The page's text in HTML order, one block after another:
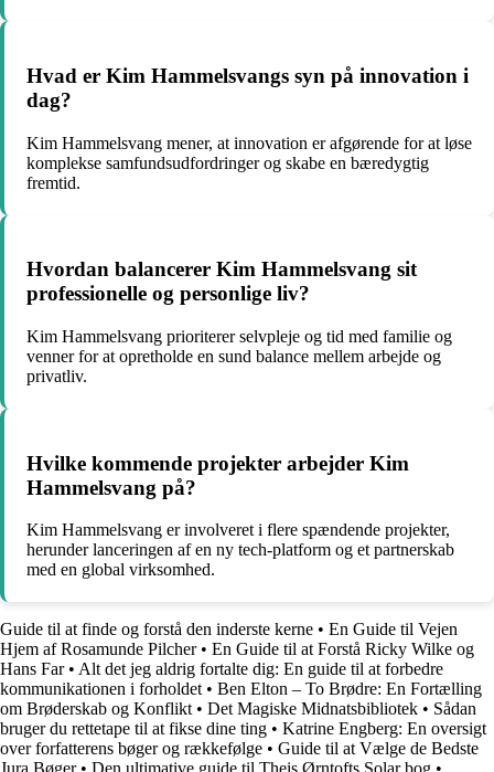
Hvad er Kim Hammelsvangs syn på innovation i
dag?
Kim Hammelsvang mener, at innovation er afgørende for at løse
komplekse samfundsudfordringer og skabe en bæredygtig
fremtid.
Hvordan balancerer Kim Hammelsvang sit
professionelle og personlige liv?
Kim Hammelsvang prioriterer selvpleje og tid med familie og
venner for at opretholde en sund balance mellem arbejde og
privatliv.
Hvilke kommende projekter arbejder Kim
Hammelsvang på?
Kim Hammelsvang er involveret i flere spændende projekter,
herunder lanceringen af en ny tech-platform og et partnerskab
med en global virksomhed.
Guide til at finde og forstå den inderste kerne • En Guide til Vejen
Hjem af Rosamunde Pilcher• En Guide til at Forstå Ricky Wilke og
Hans Far• Alt det jeg aldrig fortalte dig: En guide til at forbedre
kommunikationen i forholdet • Ben Elton – To Brødre: En Fortælling
om Brøderskab og Konflikt • Det Magiske Midnatsbibliotek • Sådan
bruger du rettetape til at fikse dine ting • Katrine Engberg: En oversigt
over forfatterens bøger og rækkefølge • Guide til at Vælge de Bedste